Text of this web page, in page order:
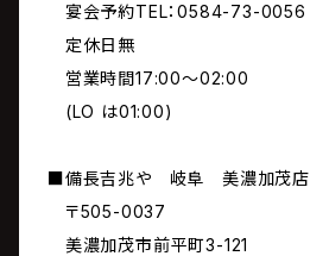
宴会予約TEL：0584-73-0056
定休日無
営業時間17:00～02:00
(LO は01:00)
■備長吉兆や 岐阜 美濃加茂店
〒505-0037
美濃加茂市前平町3-121